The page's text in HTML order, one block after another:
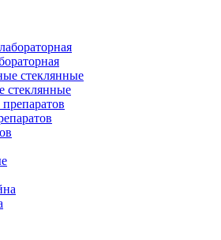
стеклянные